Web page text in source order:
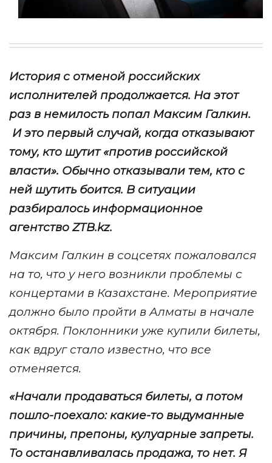
История с отменой российских
исполнителей продолжается. На этот
раз в немилость попал Максим Галкин.
И это первый случай, когда отказывают
тому, кто шутит «против российской
власти». Обычно отказывали тем, кто с
ней шутить боится. В ситуации
разбиралось информационное
агентствоZTB.kz.
Максим Галкин в соцсетях пожаловался
на то, что у него возникли проблемы с
концертами в Казахстане. Мероприятие
должно было пройти в Алматы в начале
октября. Поклонники уже купили билеты,
как вдруг стало известно, что все
отменяется.
«Начали продаваться билеты, а потом
пошло-поехало: какие-то выдуманные
причины, препоны, кулуарные запреты.
То останавливалась продажа, то нет. Я